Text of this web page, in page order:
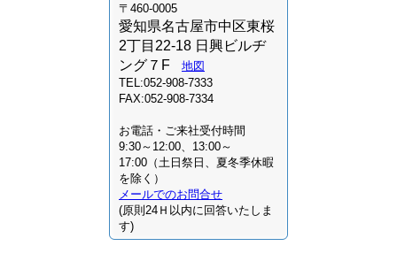
〒460-0005
愛知県名古屋市中区東桜
2丁目22-18 日興ビルヂ
ング７F
地図
TEL:052-908-7333
FAX:052-908-7334
お電話・ご来社受付時間
9:30～12:00、13:00～
17:00（土日祭日、夏冬季休暇
を除く）
メールでのお問合せ
(原則24Ｈ以内に回答いたしま
す)